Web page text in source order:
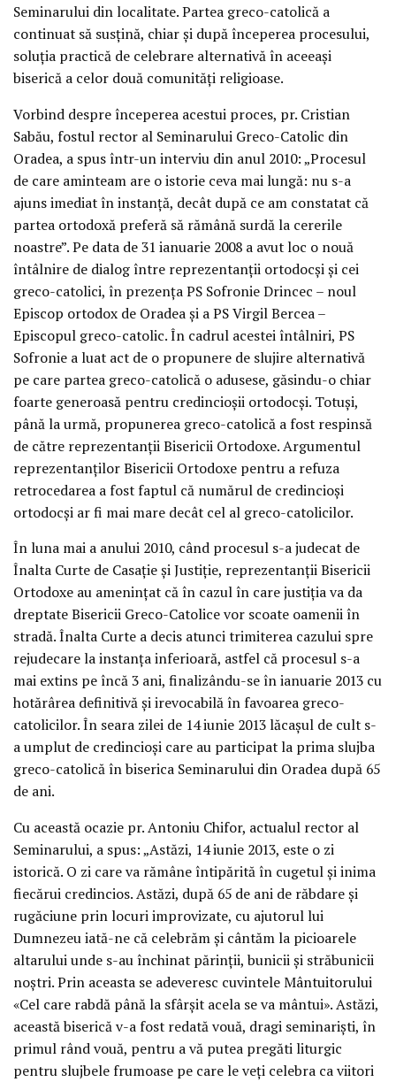
Seminarului din localitate. Partea greco-catolică a
continuat să susţină, chiar şi după începerea procesului,
soluţia practică de celebrare alternativă în aceeaşi
biserică a celor două comunităţi religioase.
Vorbind despre începerea acestui proces, pr. Cristian
Sabău, fostul rector al Seminarului Greco-Catolic din
Oradea, a spus într-un interviu din anul 2010: „Procesul
de care aminteam are o istorie ceva mai lungă: nu s-a
ajuns imediat în instanţă, decât după ce am constatat că
partea ortodoxă preferă să rămână surdă la cererile
noastre”. Pe data de 31 ianuarie 2008 a avut loc o nouă
întâlnire de dialog între reprezentanţii ortodocşi şi cei
greco-catolici, în prezenţa PS Sofronie Drincec – noul
Episcop ortodox de Oradea şi a PS Virgil Bercea –
Episcopul greco-catolic. În cadrul acestei întâlniri, PS
Sofronie a luat act de o propunere de slujire alternativă
pe care partea greco-catolică o adusese, găsindu-o chiar
foarte generoasă pentru credincioşii ortodocşi. Totuşi,
până la urmă, propunerea greco-catolică a fost respinsă
de către reprezentanţii Bisericii Ortodoxe. Argumentul
reprezentanţilor Bisericii Ortodoxe pentru a refuza
retrocedarea a fost faptul că numărul de credincioşi
ortodocşi ar fi mai mare decât cel al greco-catolicilor.
În luna mai a anului 2010, când procesul s-a judecat de
Înalta Curte de Casaţie şi Justiţie, reprezentanţii Bisericii
Ortodoxe au ameninţat că în cazul în care justiţia va da
dreptate Bisericii Greco-Catolice vor scoate oamenii în
stradă. Înalta Curte a decis atunci trimiterea cazului spre
rejudecare la instanţa inferioară, astfel că procesul s-a
mai extins pe încă 3 ani, finalizându-se în ianuarie 2013 cu
hotărârea definitivă şi irevocabilă în favoarea greco-
catolicilor. În seara zilei de 14 iunie 2013 lăcaşul de cult s-
a umplut de credincioşi care au participat la prima slujba
greco-catolică în biserica Seminarului din Oradea după 65
de ani.
Cu această ocazie pr. Antoniu Chifor, actualul rector al
Seminarului, a spus: „Astăzi, 14 iunie 2013, este o zi
istorică. O zi care va rămâne întipărită în cugetul şi inima
fiecărui credincios. Astăzi, după 65 de ani de răbdare şi
rugăciune prin locuri improvizate, cu ajutorul lui
Dumnezeu iată-ne că celebrăm şi cântăm la picioarele
altarului unde s-au închinat părinţii, bunicii şi străbunicii
noştri. Prin aceasta se adeveresc cuvintele Mântuitorului
«Cel care rabdă până la sfârşit acela se va mântui». Astăzi,
această biserică v-a fost redată vouă, dragi seminarişti, în
primul rând vouă, pentru a vă putea pregăti liturgic
pentru slujbele frumoase pe care le veţi celebra ca viitori